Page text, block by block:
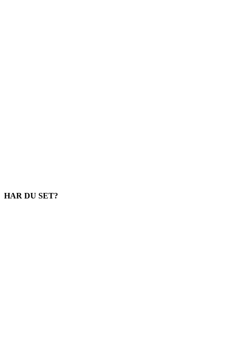
HAR DU SET?